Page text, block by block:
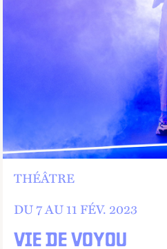
VIE DE VOYOU
THÉÂTRE
DU 7 AU11 FÉV. 2023